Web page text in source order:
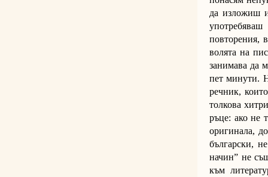
да изложиш
повторения,
волята на
занимава да
пет минути.
речник,
толкова
ръце: ако не
оригинала,
български,
начин” не
към